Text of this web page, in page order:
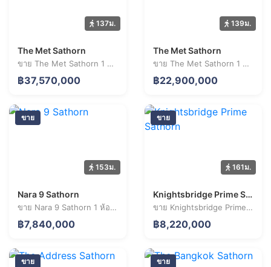
137ม.
The Met Sathorn
ขาย The Met Sathorn 1 ห้องนอน 36.3 ตร.ม. ราคา 37.57 ล้านบาท
฿37,570,000
139ม.
The Met Sathorn
ขาย The Met Sathorn 1 ห้องนอน 48.0 ตร.ม. ราคา 22.90 ล้านบาท
฿22,900,000
ขาย
153ม.
Nara 9 Sathorn
ขาย Nara 9 Sathorn 1 ห้องนอน 34.6 ตร.ม. ราคา 7.84 ล้านบาท
฿7,840,000
ขาย
161ม.
Knightsbridge Prime Sathorn
ขาย Knightsbridge Prime Sathorn 2 ห้องนอน 66.8 ตร.ม. ราคา 8.22 ล้านบาท
฿8,220,000
ขาย ขาย